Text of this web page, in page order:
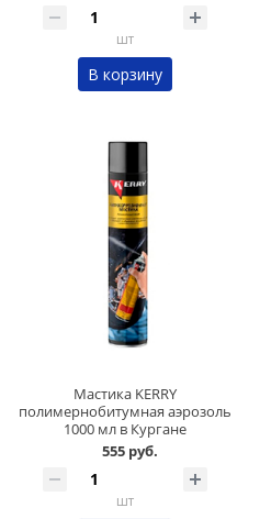
шт
В корзину
Мастика KERRY
полимернобитумная аэрозоль
1000 мл в Кургане
555 руб.
шт